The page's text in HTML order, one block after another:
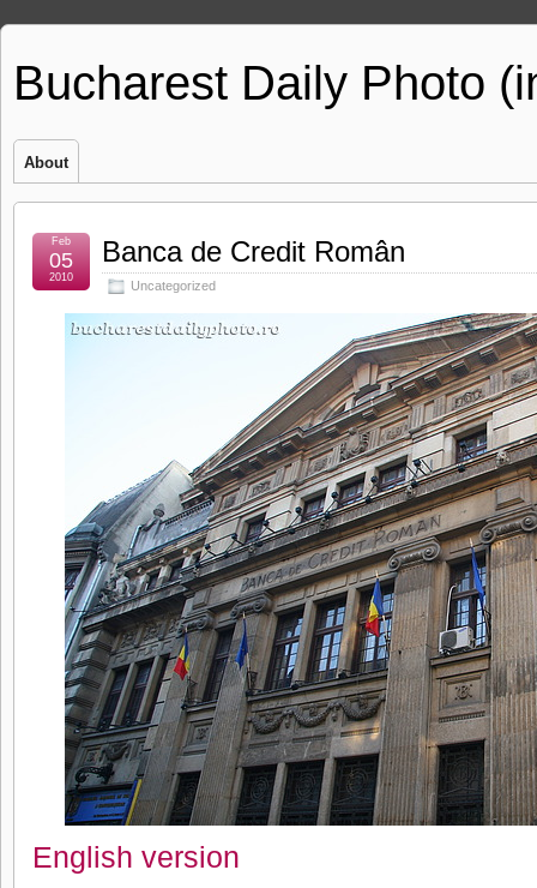
Bucharest Daily Photo
About
Banca de Credit Român
Uncategorized
Feb
05
2010
English version